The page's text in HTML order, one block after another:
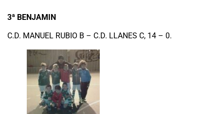
3ª BENJAMIN
C.D. MANUEL RUBIO B – C.D. LLANES C, 14 – 0.